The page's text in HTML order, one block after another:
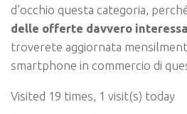
d’occhio questa categoria,
delle offerte davvero
troverete aggiornata
smartphone in commercio di
Visited 19 times, 1 visit(s) today